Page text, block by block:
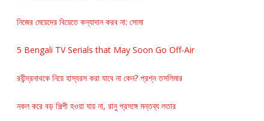
নিজের মেয়েদের বিয়েতে কন্যাদান করব না: সোমা
5 Bengali TV Serials that May Soon Go Off-Air
রবীন্দ্রনাথকে নিয়ে হাস্যরস করা যাবে না কেন? প্রশ্ন তসলিমার
নকল করে বড় শিল্পী হওয়া যায় না, রানু প্রসঙ্গে মন্তব্য লতার